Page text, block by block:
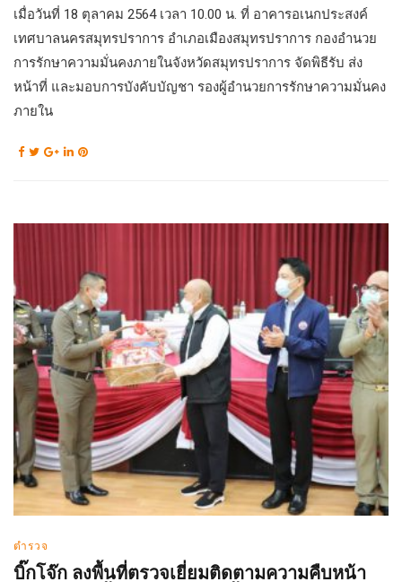
เมื่อวันที่ 18 ตุลาคม 2564 เวลา 10.00 น. ที่ อาคารอเนกประสงค์
เทศบาลนครสมุทรปราการ อำเภอเมืองสมุทรปราการ กองอำนวย
การรักษาความมั่นคงภายในจังหวัดสมุทรปราการ จัดพิธีรับ ส่ง
หน้าที่ และมอบการบังคับบัญชา รองผู้อำนวยการรักษาความมั่นคง
ภายใน
ตำรวจ
บิ๊กโจ๊ก ลงพื้นที่ตรวจเยี่ยมติดตามความคืบหน้า